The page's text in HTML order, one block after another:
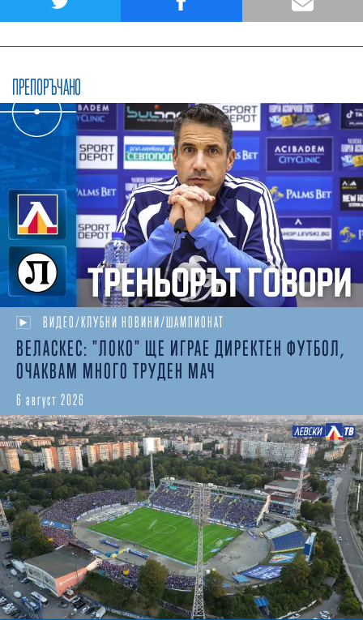
ПРЕПОРЪЧАНО
ВИДЕО/КЛУБНИ НОВИНИ/ШАМПИОНАТ
ВЕЛАСКЕС: "ЛОКО" ЩЕ ИГРАЕ ДИРЕКТЕН ФУТБОЛ,
ОЧАКВАМ МНОГО ТРУДЕН МАЧ
6 август 2026